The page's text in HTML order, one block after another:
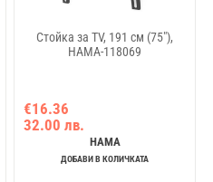
Стойка за TV, 191 см (75"),
HAMA-118069
€16.36
32.00 лв.
HAMA
ДОБАВИ В КОЛИЧКАТА